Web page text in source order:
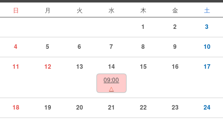
日 月 火 水 木 金 土
1 2 3
4 5 6 7 8 9 10
11 12 13 14
09:00
△
15 16 17
18 19 20 21 22 23 24